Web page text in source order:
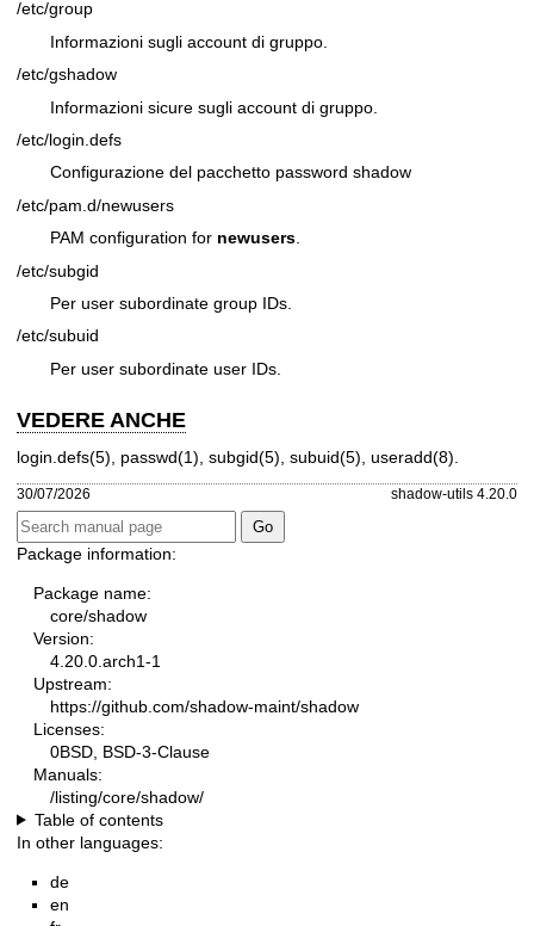
/etc/group
Informazioni sugli account di gruppo.
/etc/gshadow
Informazioni sicure sugli account di gruppo.
/etc/login.defs
Configurazione del pacchetto password shadow
/etc/pam.d/newusers
PAM configuration for newusers
/etc/subgid
Per user subordinate group IDs.
/etc/subuid
Per user subordinate user IDs.
VEDERE ANCHE
login.defs(5), passwd(1), subgid(5), subuid(5), useradd(8).
30/07/2026 shadow-utils 4.20.0
Package information:
Package name:
core/shadow
Version:
4.20.0.arch1-1
Upstream:
https://github.com/shadow-maint/shadow
Licenses:
0BSD, BSD-3-Clause
Manuals:
/listing/core/shadow/
Table of contents
In other languages:
de
en